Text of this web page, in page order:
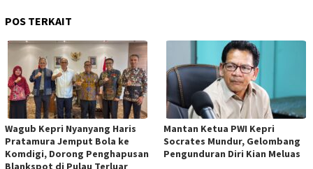
POS TERKAIT
Wagub Kepri Nyanyang Haris
Pratamura Jemput Bola ke
Komdigi, Dorong Penghapusan
Mantan Ketua PWI Kepri
Socrates Mundur, Gelombang
Pengunduran Diri Kian Meluas